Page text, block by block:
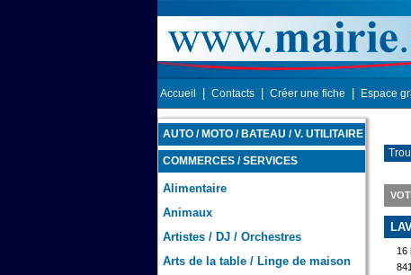
Accueil Contacts Créer une fiche Espace
AUTO / MOTO / BATEAU / V. UTILITAIRE
COMMERCES / SERVICES
Alimentaire
Animaux
Artistes / DJ / Orchestres
Arts de la table / Linge de maison
16